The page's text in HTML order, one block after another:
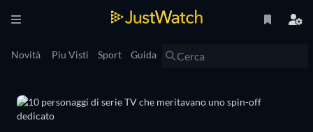
Novità Piu Visti Sport Guida